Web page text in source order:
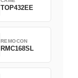
TOP432EE
REMOCON
RMC168SL